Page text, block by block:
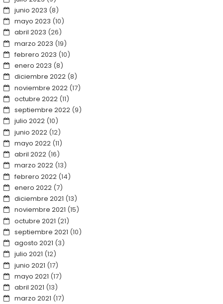
junio 2023 (8)
mayo 2023 (10)
abril 2023 (26)
marzo 2023 (19)
febrero 2023 (10)
enero 2023 (8)
diciembre 2022(8)
noviembre 2022(17)
octubre 2022(11)
septiembre 2022(9)
julio 2022(10)
junio 2022(12)
mayo 2022(11)
abril 2022(16)
marzo 2022(13)
febrero 2022(14)
enero 2022(7)
diciembre 2021 (13)
noviembre 2021 (15)
octubre 2021 (21)
septiembre 2021 (10)
agosto 2021 (3)
julio 2021 (12)
junio 2021 (17)
mayo 2021 (17)
abril 2021 (13)
marzo 2021 (17)